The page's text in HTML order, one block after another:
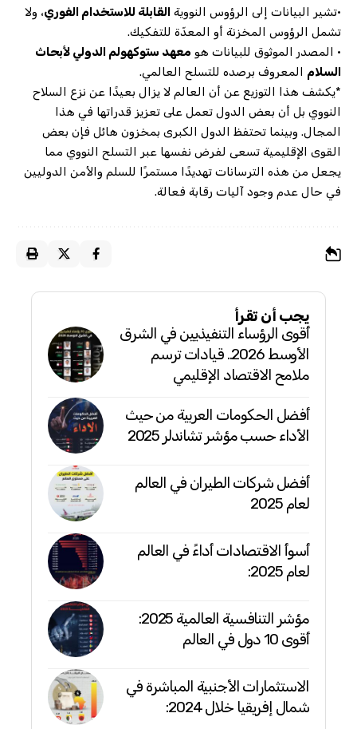
•تشير البيانات إلى الرؤوس النووية القابلة للاستخدام الفوري، ولا
تشمل الرؤوس المخزنة أو المعدّة للتفكيك.
• المصدر الموثوق للبيانات هو معهد ستوكهولم الدولي لأبحاث
السلام المعروف برصده للتسلح العالمي.
*يكشف هذا التوزيع عن أن العالم لا يزال بعيدًا عن نزع السلاح
النووي بل أن بعض الدول تعمل على تعزيز قدراتها في هذا
المجال. وبينما تحتفظ الدول الكبرى بمخزون هائل فإن بعض
القوى الإقليمية تسعى لفرض نفسها عبر التسلح النووي مما
يجعل من هذه الترسانات تهديدًا مستمرًا للسلم والأمن الدوليين
في حال عدم وجود آليات رقابة فعالة.
يجب أن تقرأ
أقوى الرؤساء التنفيذيين في الشرق
الأوسط 2026.. قيادات ترسم
ملامح الاقتصاد الإقليمي
أفضل الحكومات العربية من حيث
الأداء حسب مؤشر تشاندلر 2025
أفضل شركات الطيران في العالم
لعام 2025
أسوأ الاقتصادات أداءً في العالم
لعام 2025:
مؤشر التنافسية العالمية 2025:
أقوى 10 دول في العالم
الاستثمارات الأجنبية المباشرة في
شمال إفريقيا خلال 2024: